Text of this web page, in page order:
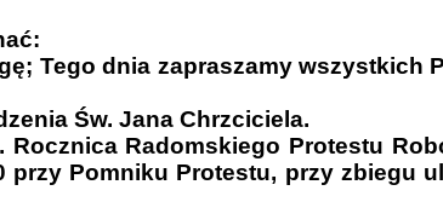
Tego dnia zapraszamy
Św. Jana Chrzciciela.
Rocznica Radomskiego Protestu
przy Pomniku Protestu, przy zbiegu